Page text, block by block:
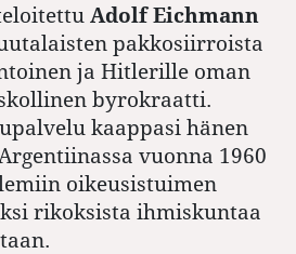
Adolf Eichmann
pakkosiirroista
ja Hitlerille oman
byrokraatti.
kaappasi hänen
vuonna 1960
oikeusistuimen
rikoksista ihmiskuntaa